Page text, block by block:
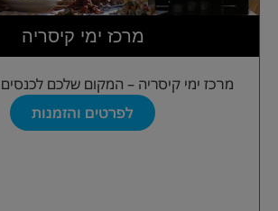
מרכז ימי קיסריה
מרכז ימי קיסריה – המקום שלכם לכנסים
לפרטים והזמנות